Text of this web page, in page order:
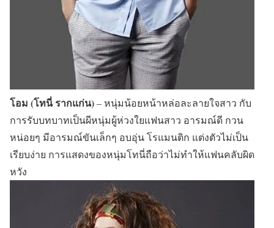
โอม (โทนี่ รากแก่น)– หนุ่มน้อยหน้าหล่อละลายใจสาว กับ
การรับบทบาทเป็นผีหนุ่มผู้ห่วงใยแฟนสาว อารมณ์ดี กวน
หน่อยๆ มีอารมณ์ขันเล็กๆ อบอุ่น โรแมนติก แต่งตัวไม่เป็น
เรียบง่าย การแสดงของหนุ่มโทนี่ถือว่าไม่ทำให้แฟนคลับผิด
หวัง